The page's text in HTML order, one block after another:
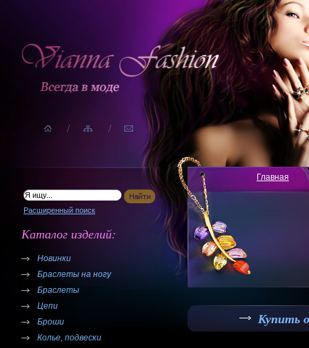
Расширенный поиск
Каталог изделий:
Новинки
Браслеты на ногу
Браслеты
Цепи
Броши
Колье, подвески
Главная
Купить